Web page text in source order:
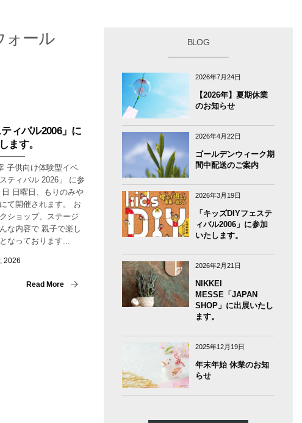
ォール
ィバル2006」に
ます。
子供向け体験型イベ
ティバル 2026」 に参
日曜日、もりのみや
て開催されます。 お
ショップ、ステージ
な内容で 親子で楽し
なっております...
, 2026
Read More
BLOG
2026年7月24日
【2026年】夏期休業
のお知らせ
2026年4月22日
ゴールデンウィーク期
間中配送のご案内
2026年3月19日
「キッズDIYフェステ
ィバル2006」に参加
いたします。
2026年2月21日
NIKKEI
MESSE「JAPAN
SHOP」に出展いたし
ます。
2025年12月19日
年末年始 休業のお知
らせ